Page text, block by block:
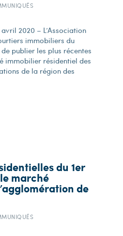
2020 – L’Association
immobiliers du
publier les plus récentes
immobilier résidentiel des
de la région des
du 1er
marché
de